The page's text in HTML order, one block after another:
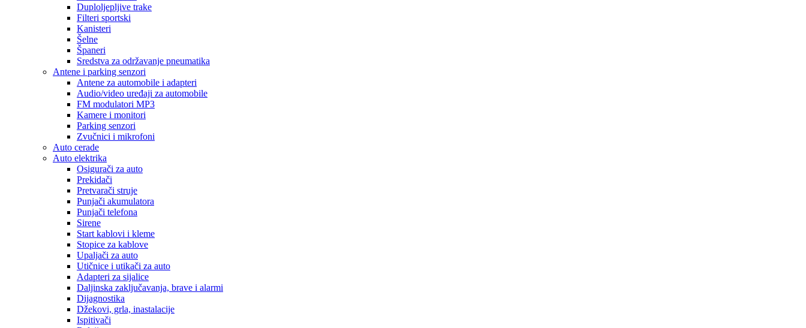
Duploljepljive trake
Filteri sportski
Kanisteri
Šelne
Španeri
Sredstva za održavanje pneumatika
Antene i parking senzori
Antene za automobile i adapteri
Audio/video uređaji za automobile
FM modulatori MP3
Kamere i monitori
Parking senzori
Zvučnici i mikrofoni
Auto cerade
Auto elektrika
Osigurači za auto
Prekidači
Pretvarači struje
Punjači akumulatora
Punjači telefona
Sirene
Start kablovi i kleme
Stopice za kablove
Upaljači za auto
Utičnice i utikači za auto
Adapteri za sijalice
Daljinska zaključavanja, brave i alarmi
Dijagnostika
Džekovi, grla, inastalacije
Ispitivači